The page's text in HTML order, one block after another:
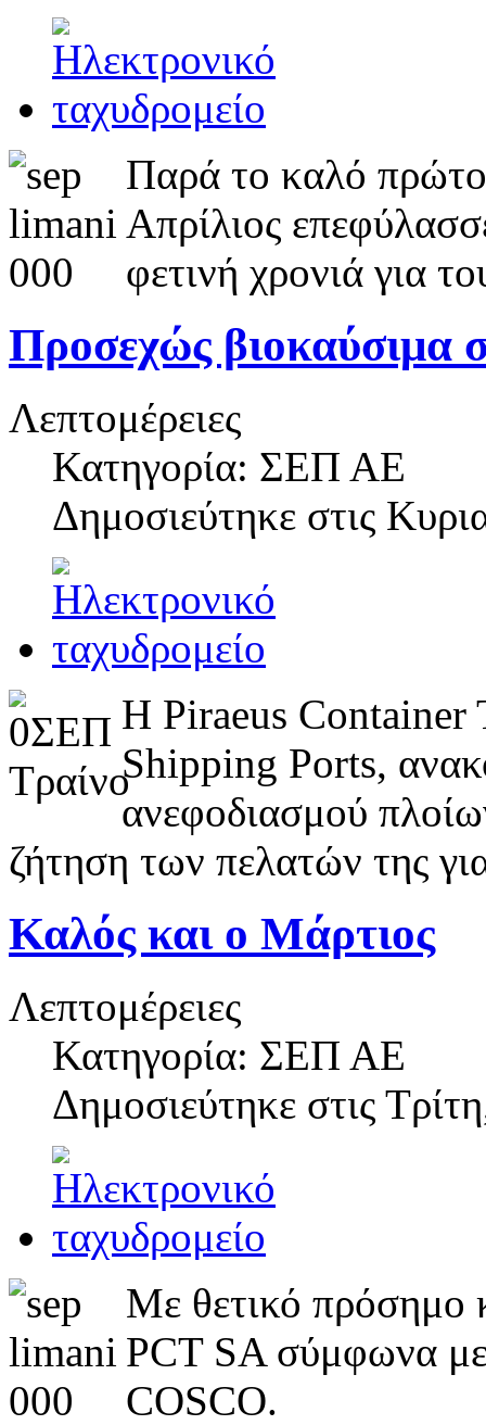
Παρά το καλό
Απρίλιος
φετινή χρονιά για
Προσεχώς βιοκαύσιμα
Λεπτομέρειες
Κατηγορία: ΣΕΠ ΑΕ
Δημοσιεύτηκε στις
Η Piraeus Container
Shipping Ports,
ανεφοδιασμού
ζήτηση των πελατών της
Καλός και ο Μάρτιος
Λεπτομέρειες
Κατηγορία: ΣΕΠ ΑΕ
Δημοσιεύτηκε στις
Με θετικό πρόσημο
PCT SA σύμφωνα με
COSCO.